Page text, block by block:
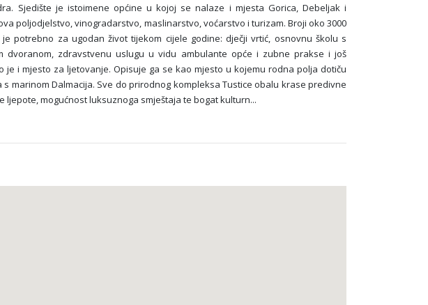
Sjedište je istoimene općine u kojoj se nalaze i mjesta Gorica, Debeljak i
poljodjelstvo, vinogradarstvo, maslinarstvo, voćarstvo i turizam. Broji oko 3000
potrebno za ugodan život tijekom cijele godine: dječji vrtić, osnovnu školu s
dvoranom, zdravstvenu uslugu u vidu ambulante opće i zubne prakse i još
je i mjesto za ljetovanje. Opisuje ga se kao mjesto u kojemu rodna polja dotiču
marinom Dalmacija. Sve do prirodnog kompleksa Tustice obalu krase predivne
mogućnost luksuznoga smještaja te bogat kulturn...